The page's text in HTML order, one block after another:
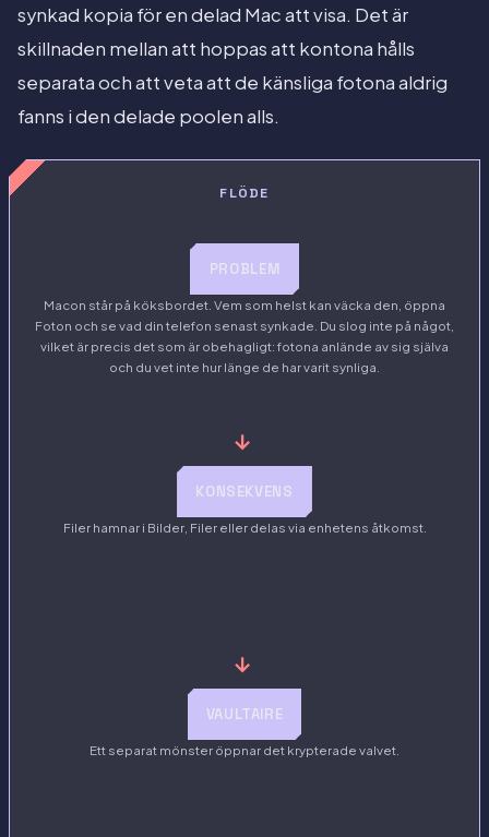
synkad kopia för en delad Mac att visa. Det är
skillnaden mellan att hoppas att kontona hålls
separata och att veta att de känsliga fotona aldrig
fanns i den delade poolen alls.
FLÖDE
PROBLEM
Macon står på köksbordet. Vem som helst kan väcka den, öppna
Foton och se vad din telefon senast synkade. Du slog inte på något,
vilket är precis det som är obehagligt: fotona anlände av sig själva
och du vet inte hur länge de har varit synliga.
→
KONSEKVENS
Filer hamnar i Bilder, Filer eller delas via enhetens åtkomst.
→
VAULTAIRE
Ett separat mönster öppnar det krypterade valvet.